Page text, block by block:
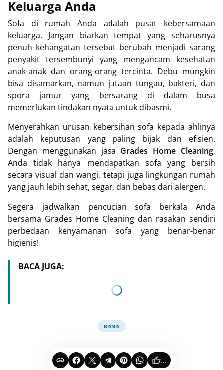
Keluarga Anda
Sofa di rumah Anda adalah pusat kebersamaan
keluarga. Jangan biarkan tempat yang seharusnya
penuh kehangatan tersebut berubah menjadi sarang
penyakit tersembunyi yang mengancam kesehatan
anak-anak dan orang-orang tercinta. Debu mungkin
bisa disamarkan, namun jutaan tungau, bakteri, dan
spora jamur yang bersarang di dalam busa
memerlukan tindakan nyata untuk dibasmi.
Menyerahkan urusan kebersihan sofa kepada ahlinya
adalah keputusan yang paling bijak dan efisien.
Dengan menggunakan jasa Grades Home Cleaning,
Anda tidak hanya mendapatkan sofa yang bersih
secara visual dan wangi, tetapi juga lingkungan rumah
yang jauh lebih sehat, segar, dan bebas dari alergen.
Segera jadwalkan pencucian sofa berkala Anda
bersama Grades Home Cleaning dan rasakan sendiri
perbedaan kenyamanan sofa yang benar-benar
higienis!
BACA JUGA:
BISNIS
...